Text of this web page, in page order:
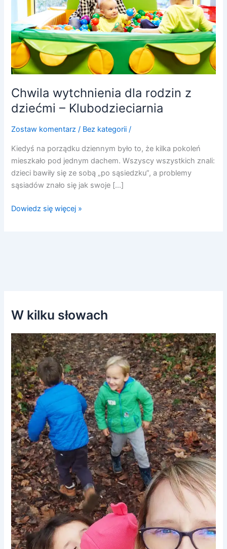
Chwila wytchnienia dla rodzin z
dziećmi – Klubodzieciarnia
Zostaw komentarz / Bez kategorii /
Kiedyś na porządku dziennym było to, że kilka pokoleń
mieszkało pod jednym dachem. Wszyscy wszystkich znali:
dzieci bawiły się ze sobą „po sąsiedzku”, a problemy
sąsiadów znało się jak swoje […]
dziećmi
Klubodzieciarnia
Dowiedz się więcej »
W kilku słowach